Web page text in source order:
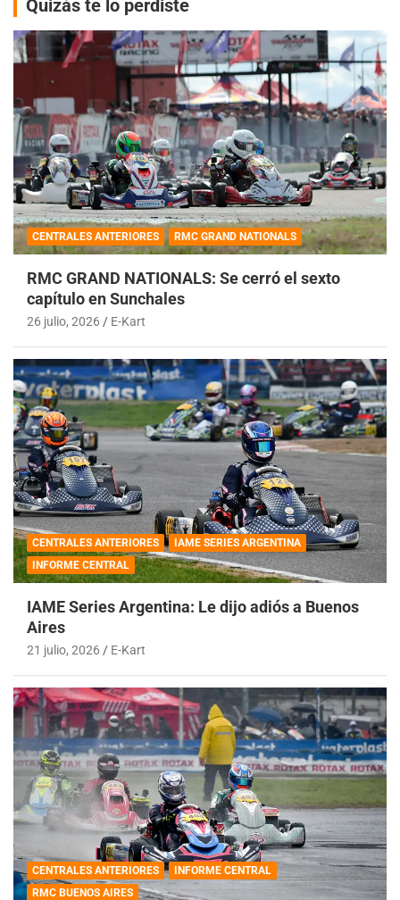
Quizás te lo perdiste
CENTRALES ANTERIORES RMC GRAND NATIONALS
RMC GRAND NATIONALS: Se cerró el sexto
capítulo en Sunchales
26 julio, 2026 E-Kart
CENTRALES ANTERIORES
IAME SERIES ARGENTINA
INFORME CENTRAL
IAME Series Argentina: Le dijo adiós a Buenos
Aires
21 julio, 2026 E-Kart
CENTRALES ANTERIORES
INFORME CENTRAL
RMC BUENOS AIRES